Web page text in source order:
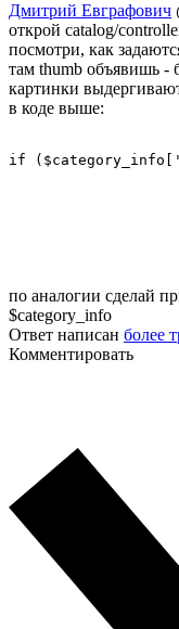
Дмитрий Евграфович
открой catalog/
посмотри, как
там thumb объявишь -
картинки
в коде выше:
if
по аналогии сделай
$category_info
Ответ написан более
Комментировать